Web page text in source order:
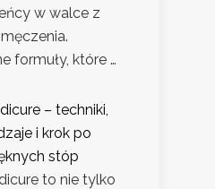
w walce z
formuły, które …
– techniki,
i krok po
stóp
to nie tylko